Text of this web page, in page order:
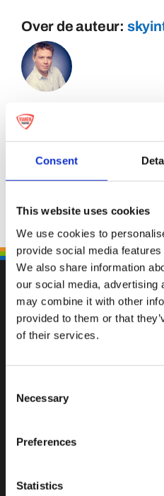
Consent
This website uses cookies
We use cookies to
provide social media
We also share information
our social media, advertising
may combine it with other
provided to them or that
of their services.
Selection
Necessary
Preferences
Statistics
Over de auteur:
Fallen Sie mit